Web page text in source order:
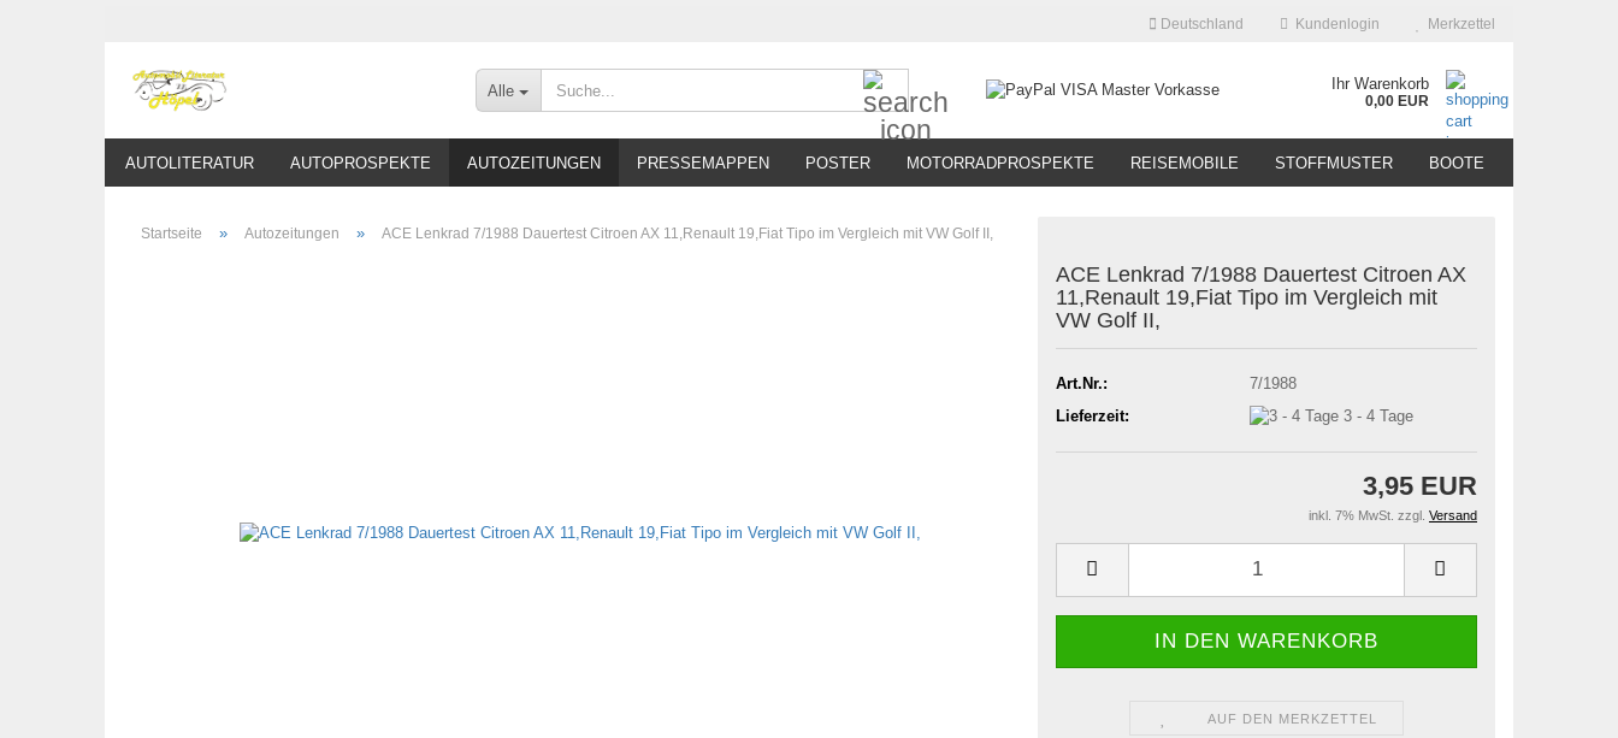
Deutschland Kundenlogin Merkzettel
Alle Ihr Warenkorb
0,00 EUR
AUTOLITERATUR AUTOPROSPEKTE AUTOZEITUNGEN PRESSEMAPPEN POSTER MOTORRADPROSPEKTE REISEMOBILE STOFFMUSTER BOOTE
Startseite » Autozeitungen » ACE Lenkrad 7/1988 Dauertest Citroen AX 11,Renault 19,Fiat Tipo im Vergleich mit VW Golf II,
ACE Lenkrad 7/1988 Dauertest Citroen AX
11,Renault 19,Fiat Tipo im Vergleich mit
VW Golf II,
Art.Nr.:
7/1988
Lieferzeit:
3 - 4 Tage
3,95 EUR
inkl. 7% MwSt. zzgl. Versand
AUF DEN MERKZETTEL